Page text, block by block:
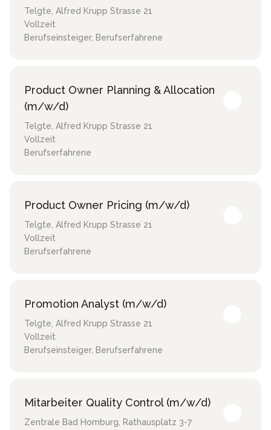
Telgte, Alfred Krupp Strasse 21
Vollzeit
Berufseinsteiger, Berufserfahrene
Product Owner Planning & Allocation
(m/w/d)
Telgte, Alfred Krupp Strasse 21
Vollzeit
Berufserfahrene
Product Owner Pricing (m/w/d)
Telgte, Alfred Krupp Strasse 21
Vollzeit
Berufserfahrene
Promotion Analyst (m/w/d)
Telgte, Alfred Krupp Strasse 21
Vollzeit
Berufseinsteiger, Berufserfahrene
Mitarbeiter Quality Control (m/w/d)
Zentrale Bad Homburg, Rathausplatz 3-7